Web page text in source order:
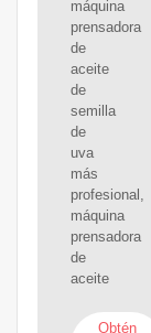
máquina
prensadora
de
aceite
de
semilla
de
uva
más
profesional,
máquina
prensadora
de
aceite
Obtén